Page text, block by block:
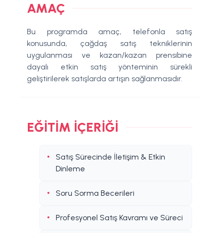
AMAÇ
Bu programda amaç, telefonla satış
konusunda, çağdaş satış tekniklerinin
uygulanması ve kazan/kazan prensibine
dayalı etkin satış yönteminin sürekli
geliştirilerek satışlarda artışın sağlanmasıdır.
EĞITIM İÇERIĞI
Satış Sürecinde İletişim & Etkin
Dinleme
Soru Sorma Becerileri
Profesyonel Satış Kavramı ve Süreci